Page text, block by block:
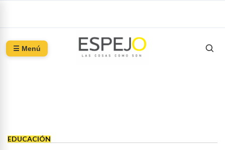
☰ Menú
EDUCACIÓN